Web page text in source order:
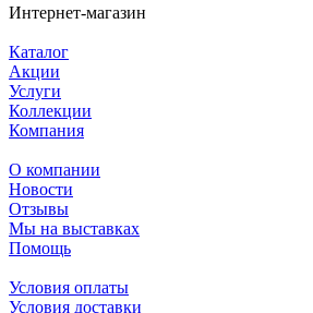
Интернет-магазин
Каталог
Акции
Услуги
Коллекции
Компания
О компании
Новости
Отзывы
Мы на выставках
Помощь
Условия оплаты
Условия доставки